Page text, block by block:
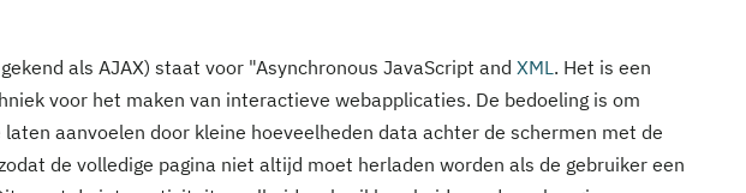
als AJAX) staat voor "Asynchronous JavaScript and XML. Het is een
voor het maken van interactieve webapplicaties. De bedoeling is om
aanvoelen door kleine hoeveelheden data achter de schermen met de
de volledige pagina niet altijd moet herladen worden als de gebruiker een